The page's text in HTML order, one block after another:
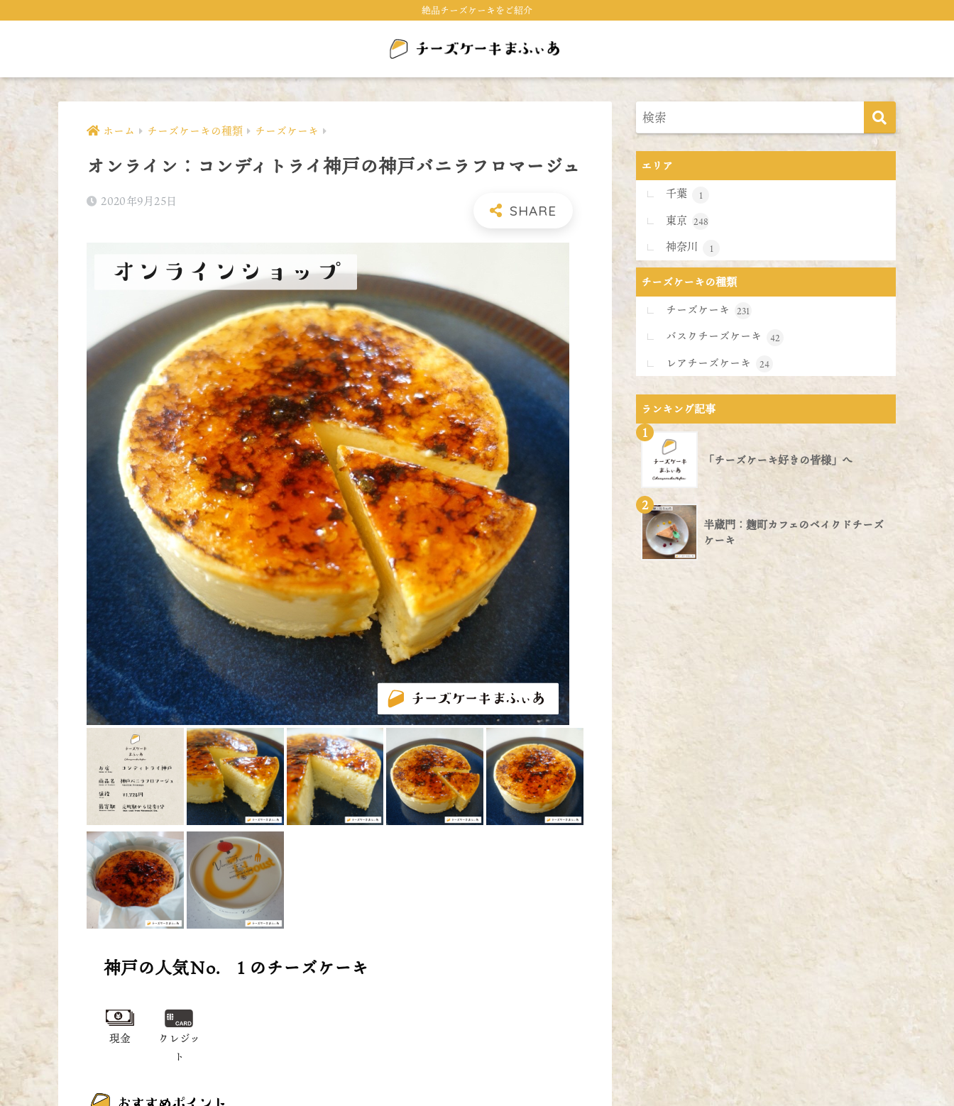
絶品チーズケーキをご紹介
ホーム チーズケーキの種類 チーズケーキ
オンライン：コンディトライ神戸の神戸バニラフロマージュ
2020年9月25日
神戸の人気Ｎo．１のチーズケーキ
現金
クレジッ
ト
エリア
千葉
1
東京 248
神奈川 1
チーズケーキの種類
チーズケーキ
231
バスクチーズケーキ 42
レアチーズケーキ 24
ランキング記事
1
「チーズケーキ好きの皆様」へ
2
半蔵門：麹町カフェのベイクドチーズ
ケーキ